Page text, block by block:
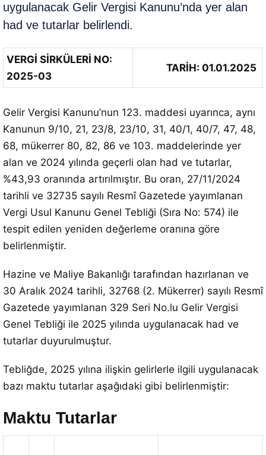
uygulanacak Gelir Vergisi Kanunu’nda yer alan
had ve tutarlar belirlendi.
VERGİ SİRKÜLERİ NO:
2025-03
TARİH: 01.01.2025
Gelir Vergisi Kanunu’nun 123. maddesi uyarınca, aynı
Kanunun 9/10, 21, 23/8, 23/10, 31, 40/1, 40/7, 47, 48,
68, mükerrer 80, 82, 86 ve 103. maddelerinde yer
alan ve 2024 yılında geçerli olan had ve tutarlar,
%43,93 oranında artırılmıştır. Bu oran, 27/11/2024
tarihli ve 32735 sayılı Resmî Gazetede yayımlanan
Vergi Usul Kanunu Genel Tebliği (Sıra No: 574) ile
tespit edilen yeniden değerleme oranına göre
belirlenmiştir.
Hazine ve Maliye Bakanlığı tarafından hazırlanan ve
30 Aralık 2024 tarihli, 32768 (2. Mükerrer) sayılı Resmî
Gazetede yayımlanan 329 Seri No.lu Gelir Vergisi
Genel Tebliği ile 2025 yılında uygulanacak had ve
tutarlar duyurulmuştur.
Tebliğde, 2025 yılına ilişkin gelirlerle ilgili uygulanacak
bazı maktu tutarlar aşağıdaki gibi belirlenmiştir:
Maktu Tutarlar